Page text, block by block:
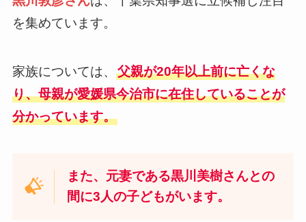
を集めています。
家族については、 父親が20年以上前に亡くな
り、母親が愛媛県今治市に在住していることが
分かっています。
また、元妻である黒川美樹さんとの
間に3人の子どもがいます。